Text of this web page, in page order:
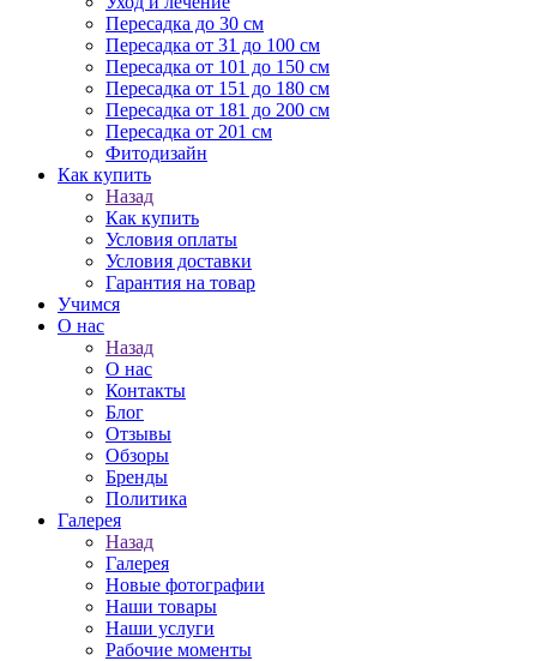
Пересадка до 30 см
Пересадка от 31 до 100 см
Пересадка от 101 до 150 см
Пересадка от 151 до 180 см
Пересадка от 181 до 200 см
Пересадка от 201 см
Фитодизайн
Как купить
Назад
Как купить
Условия оплаты
Условия доставки
Гарантия на товар
Учимся
О нас
Назад
О нас
Контакты
Блог
Отзывы
Обзоры
Бренды
Политика
Галерея
Назад
Галерея
Новые фотографии
Наши товары
Наши услуги
Рабочие моменты